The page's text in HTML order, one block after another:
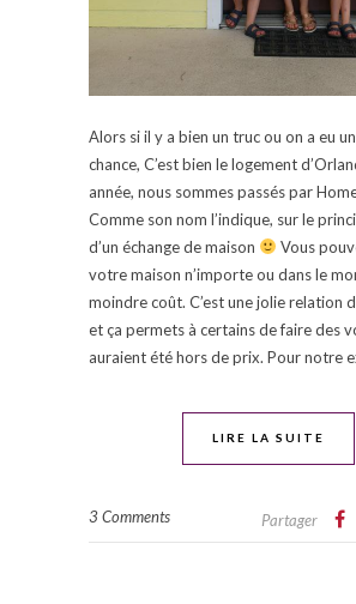
Alors si il y a bien un truc ou on a eu
chance, C’est bien le logement
année, nous sommes passés par
Comme son nom l’indique, sur le
d’un échange de maison
Vous
votre maison n’importe ou dans le
moindre coût. C’est une jolie relation
et ça permets à certains de faire des
auraient été hors de prix. Pour notre
LIRE LA SUITE
3 Comments Partager